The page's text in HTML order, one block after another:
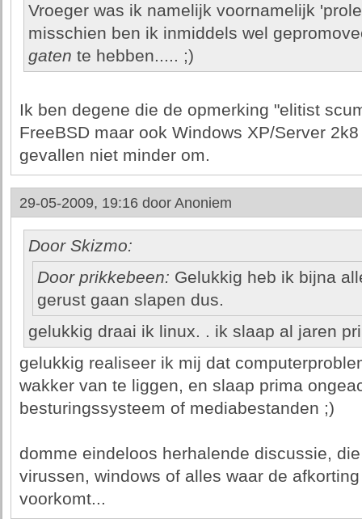
Vroeger was ik namelijk voornamelijk
misschien ben ik inmiddels wel
gaten te hebben..... ;)
Ik ben degene die de opmerking "elitist
FreeBSD maar ook Windows XP/Server
gevallen niet minder om.
29-05-2009, 19:16 door Anoniem
Door Skizmo:
Door prikkebeen: Gelukkig heb ik bijna
gerust gaan slapen dus.
gelukkig draai ik linux. . ik slaap al jaren
gelukkig realiseer ik mij dat
wakker van te liggen, en slaap prima
besturingssysteem of mediabestanden ;)
domme eindeloos herhalende discussie,
virussen, windows of alles waar de
voorkomt...